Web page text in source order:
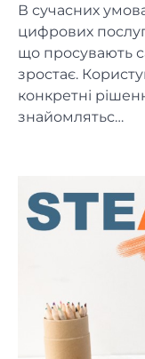
В сучасних
цифрових
що просувають
зростає.
конкретні
знайомлятьс…